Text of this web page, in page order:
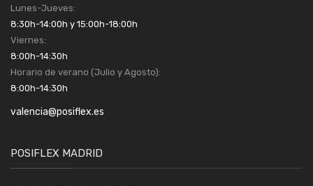
Lunes-Jueves:
8:30h-14:00h y 15:00h-18:00h
Viernes:
8:00h-14:30h
Horario de verano (Julio y Agosto):
8:00h-14:30h
valencia@posiflex.es
POSIFLEX MADRID